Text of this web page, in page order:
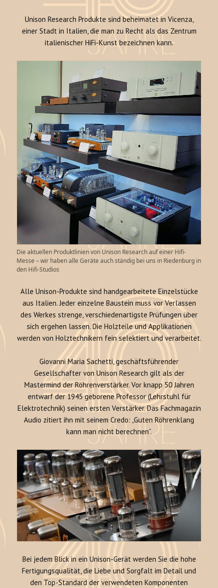
Unison Research Produkte sind beheimatet in Vicenza,
einer Stadt in Italien, die man zu Recht als das Zentrum
italienischer HiFi-Kunst bezeichnen kann.
Die aktuellen Produktlinien von Unison Research auf einer Hifi-
Messe – wir haben alle Geräte auch ständig bei uns in Riedenburg in
den Hifi-Studios
Alle Unison-Produkte sind handgearbeitete Einzelstücke
aus Italien. Jeder einzelne Baustein muss vor Verlassen
des Werkes strenge, verschiedenartigste Prüfungen über
sich ergehen lassen. Die Holzteile und Applikationen
werden von Holztechnikern fein selektiert und verarbeitet.
Giovanni Maria Sachetti, geschäftsführender
Gesellschafter von Unison Research gilt als der
Mastermind der Röhrenverstärker. Vor knapp 50 Jahren
entwarf der 1945 geborene Professor (Lehrstuhl für
Elektrotechnik) seinen ersten Verstärker. Das Fachmagazin
Audio zitiert ihn mit seinem Credo: „Guten Röhrenklang
kann man nicht berechnen”.
Bei jedem Blick in ein Unison-Gerät werden Sie die hohe
Fertigungsqualität, die Liebe und Sorgfalt im Detail und
den Top-Standard der verwendeten Komponenten